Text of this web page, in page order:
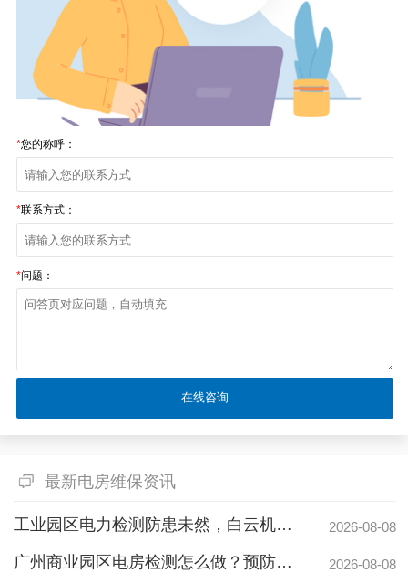
*您的称呼：
*联系方式：
*问题：
最新电房维保资讯
工业园区电力检测防患未然，白云机安预防性试验护航安全生产 2026-08-08
广州商业园区电房检测怎么做？预防性试验守护电力安全 2026-08-08